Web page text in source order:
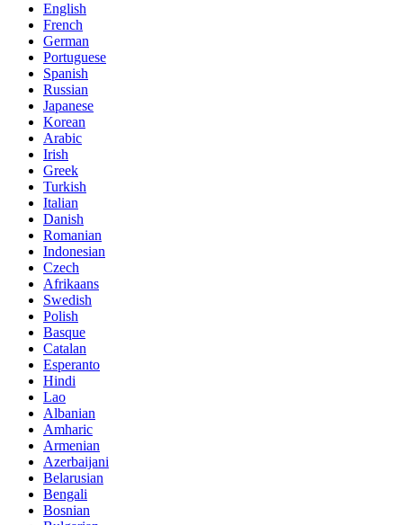
English
French
German
Portuguese
Spanish
Russian
Japanese
Korean
Arabic
Irish
Greek
Turkish
Italian
Danish
Romanian
Indonesian
Czech
Afrikaans
Swedish
Polish
Basque
Catalan
Esperanto
Hindi
Lao
Albanian
Amharic
Armenian
Azerbaijani
Belarusian
Bengali
Bosnian